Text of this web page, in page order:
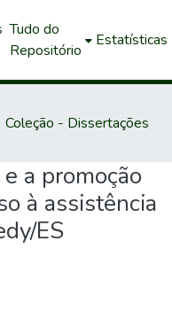
Tudo do
Repositório
Estatísticas
Coleção - Dissertações
a promoção
à assistência
ES